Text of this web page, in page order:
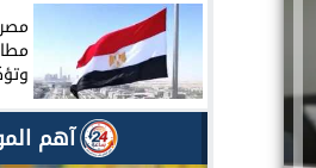
آهم